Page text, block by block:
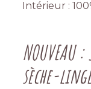
Intérieur :
NOUVEAU
sèche-